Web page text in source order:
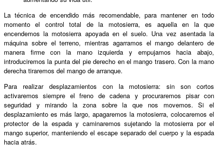
La técnica de encendido más recomendable, para mantener en todo
momento el control total de la motosierra, es aquella en la que
encendemos la motosierra apoyada en el suelo. Una vez asentada la
máquina sobre el terreno, mientras agarramos el mango delantero de
manera firme con la mano izquierda y empujamos hacia abajo,
introduciremos la punta del pie derecho en el mango trasero. Con la mano
derecha tiraremos del mango de arranque.
Para realizar desplazamientos con la motosierra: sin son cortos
activaremos siempre el freno de cadena y procuraremos pisar con
seguridad y mirando la zona sobre la que nos movemos. Si el
desplazamiento es más largo, apagaremos la motosierra, colocaremos el
protector de la espada y caminaremos sujetando la motosierra por el
mango superior, manteniendo el escape separado del cuerpo y la espada
hacia atrás.